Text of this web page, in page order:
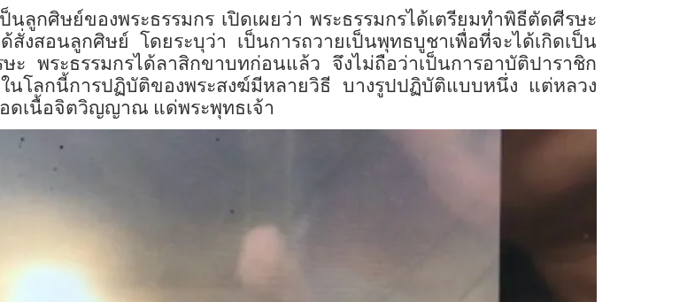
กศิษย์ของพระธรรมกร เปิดเผยว่า พระธรรมกรได้เตรียมทำพิธีตัดศีรษะ
งสอนลูกศิษย์ โดยระบุว่า เป็นการถวายเป็นพุทธบูชาเพื่อที่จะได้เกิดเป็น
พระธรรมกรได้ลาสิกขาบทก่อนแล้ว จึงไม่ถือว่าเป็นการอาบัติปาราชิก
นโลกนี้การปฏิบัติของพระสงฆ์มีหลายวิธี บางรูปปฏิบัติแบบหนึ่ง แต่หลวง
อดเนื้อจิตวิญญาณ แด่พระพุทธเจ้า